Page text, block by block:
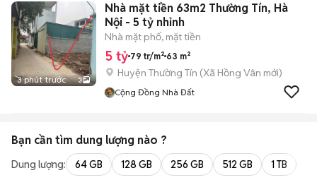
3 phút trước 3
Nhà mặt tiền 63m2 Thường Tín, Hà
Nội - 5 tỷ nhỉnh
Nhà mặt phố, mặt tiền
5 tỷ 79 tr/m² 63 m²
Huyện Thường Tín (Xã Hồng Vân mới)
Cộng Đồng Nhà Đất
Bạn cần tìm dung lượng nào ?
Dung lượng: 64 GB 128 GB 256 GB 512 GB 1 TB